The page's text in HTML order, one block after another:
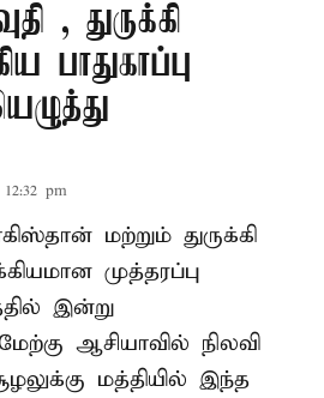
, துருக்கி
பாதுகாப்பு
pm
மற்றும் துருக்கி
முத்தரப்பு
இன்று
ஆசியாவில் நிலவி
மத்தியில் இந்த